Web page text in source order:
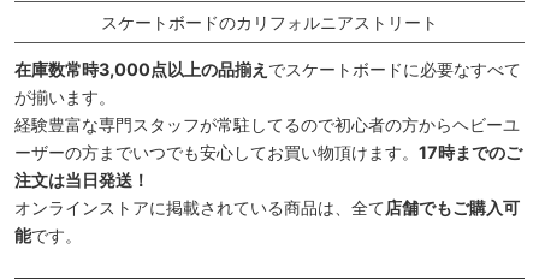
スケートボードのカリフォルニアストリート
在庫数常時3,000点以上の品揃え でスケートボードに必要なすべて
が揃います。
経験豊富な専門スタッフが常駐してるので初心者の方からヘビーユ
ーザーの方までいつでも安心してお買い物頂けます。 17時までのご
注文は当日発送！
オンラインストアに掲載されている商品は、全て店舗でもご購入可
能です。